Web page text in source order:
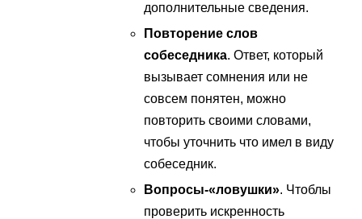
дополнительные сведения.
Повторение слов
собеседника. Ответ, который
вызывает сомнения или не
совсем понятен, можно
повторить своими словами,
чтобы уточнить что имел в виду
собеседник.
Вопросы-«ловушки». Чтоблы
проверить искренность